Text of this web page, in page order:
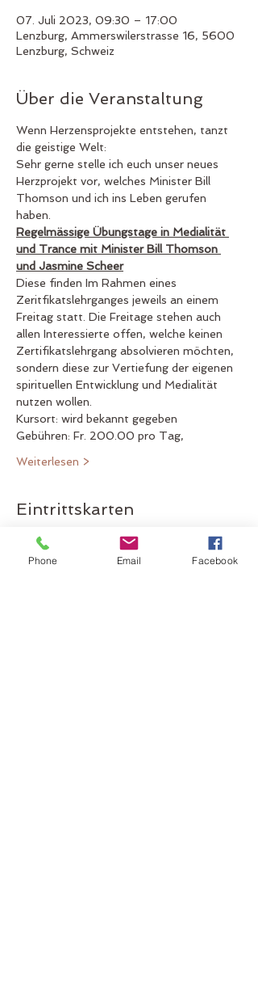
07. Juli 2023, 09:30 – 17:00
Lenzburg, Ammerswilerstrasse 16, 5600
Lenzburg, Schweiz
Über die Veranstaltung
Wenn Herzensprojekte entstehen, tanzt
die geistige Welt:
Sehr gerne stelle ich euch unser neues
Herzprojekt vor, welches Minister Bill
Thomson und ich ins Leben gerufen
haben.
Regelmässige Übungstage in Medialität
und Trance mit Minister Bill Thomson
und Jasmine Scheer
Diese finden Im Rahmen eines
Zeritfikatslehrganges jeweils an einem
Freitag statt. Die Freitage stehen auch
allen Interessierte offen, welche keinen
Zertifikatslehrgang absolvieren möchten,
sondern diese zur Vertiefung der eigenen
spirituellen Entwicklung und Medialität
nutzen wollen.
Kursort: wird bekannt gegeben
Gebühren: Fr. 200.00 pro Tag,
Weiterlesen >
Eintrittskarten
Verkauf beendet
Phone Email Facebook